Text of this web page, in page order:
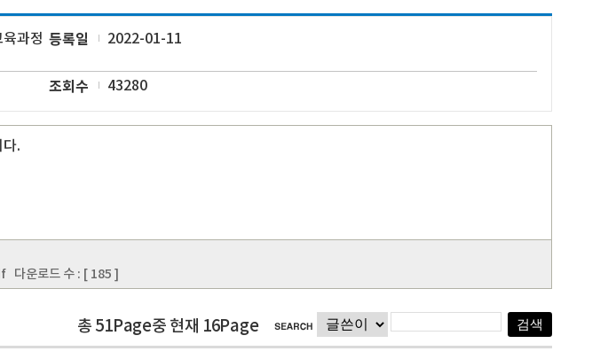
과정 등록일 2022-01-11
조회수 43280
.
다운로드 수 : [ 185 ]
총 51Page중 현재 16Page